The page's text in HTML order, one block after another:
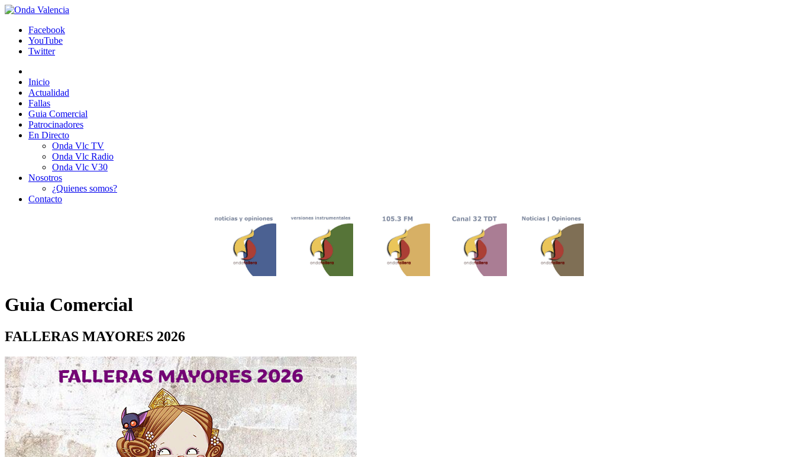
Facebook
YouTube
Twitter
Inicio
Actualidad
Fallas
Guia Comercial
Patrocinadores
En Directo
Onda Vlc TV
Onda Vlc Radio
Onda Vlc V30
Nosotros
¿Quienes somos?
Contacto
Guia Comercial
FALLERAS MAYORES 2026